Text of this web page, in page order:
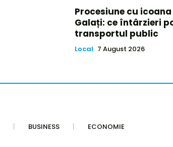
Procesiune cu
Galați: ce întârzieri
transportul public
Local 7 August 2026
BUSINESS ECONOMIE